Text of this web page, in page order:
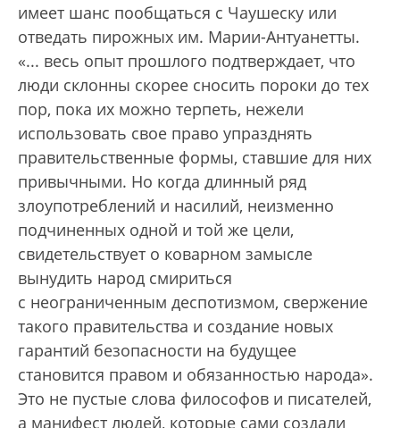
имеет шанс пообщаться с Чаушеску или
отведать пирожных им. Марии-Антуанетты.
«... весь опыт прошлого подтверждает, что
люди склонны скорее сносить пороки до тех
пор, пока их можно терпеть, нежели
использовать свое право упразднять
правительственные формы, ставшие для них
привычными. Но когда длинный ряд
злоупотреб­лений и насилий, неизменно
подчиненных одной и той же цели,
свидетельствует о коварном замысле
вынудить народ смириться
с неограниченным деспотизмом, свержение
такого правительства и создание новых
гарантий безопасности на будущее
становится правом и обязанностью народа».
Это не пустые слова философов и писателей,
а манифест людей, которые сами создали